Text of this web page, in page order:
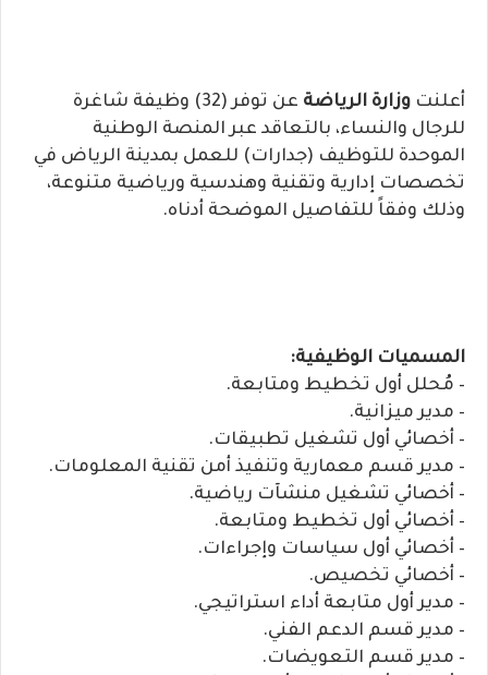
أعلنت وزارة الرياضة
عن توفر (32) وظيفة شاغرة
للرجال والنساء، بالتعاقد عبر المنصة الوطنية
الموحدة للتوظيف (جدارات) للعمل بمدينة الرياض في
تخصصات إدارية وتقنية وهندسية ورياضية متنوعة،
وذلك وفقاً للتفاصيل الموضحة أدناه.
المسميات الوظيفية:
– مُحلل أول تخطيط ومتابعة.
– مدير ميزانية.
– أخصائي أول تشغيل تطبيقات.
– مدير قسم معمارية وتنفيذ أمن تقنية المعلومات.
– أخصائي تشغيل منشآت رياضية.
– أخصائي أول تخطيط ومتابعة.
– أخصائي أول سياسات وإجراءات.
– أخصائي تخصيص.
– مدير أول متابعة أداء استراتيجي.
– مدير قسم الدعم الفني.
– مدير قسم التعويضات.